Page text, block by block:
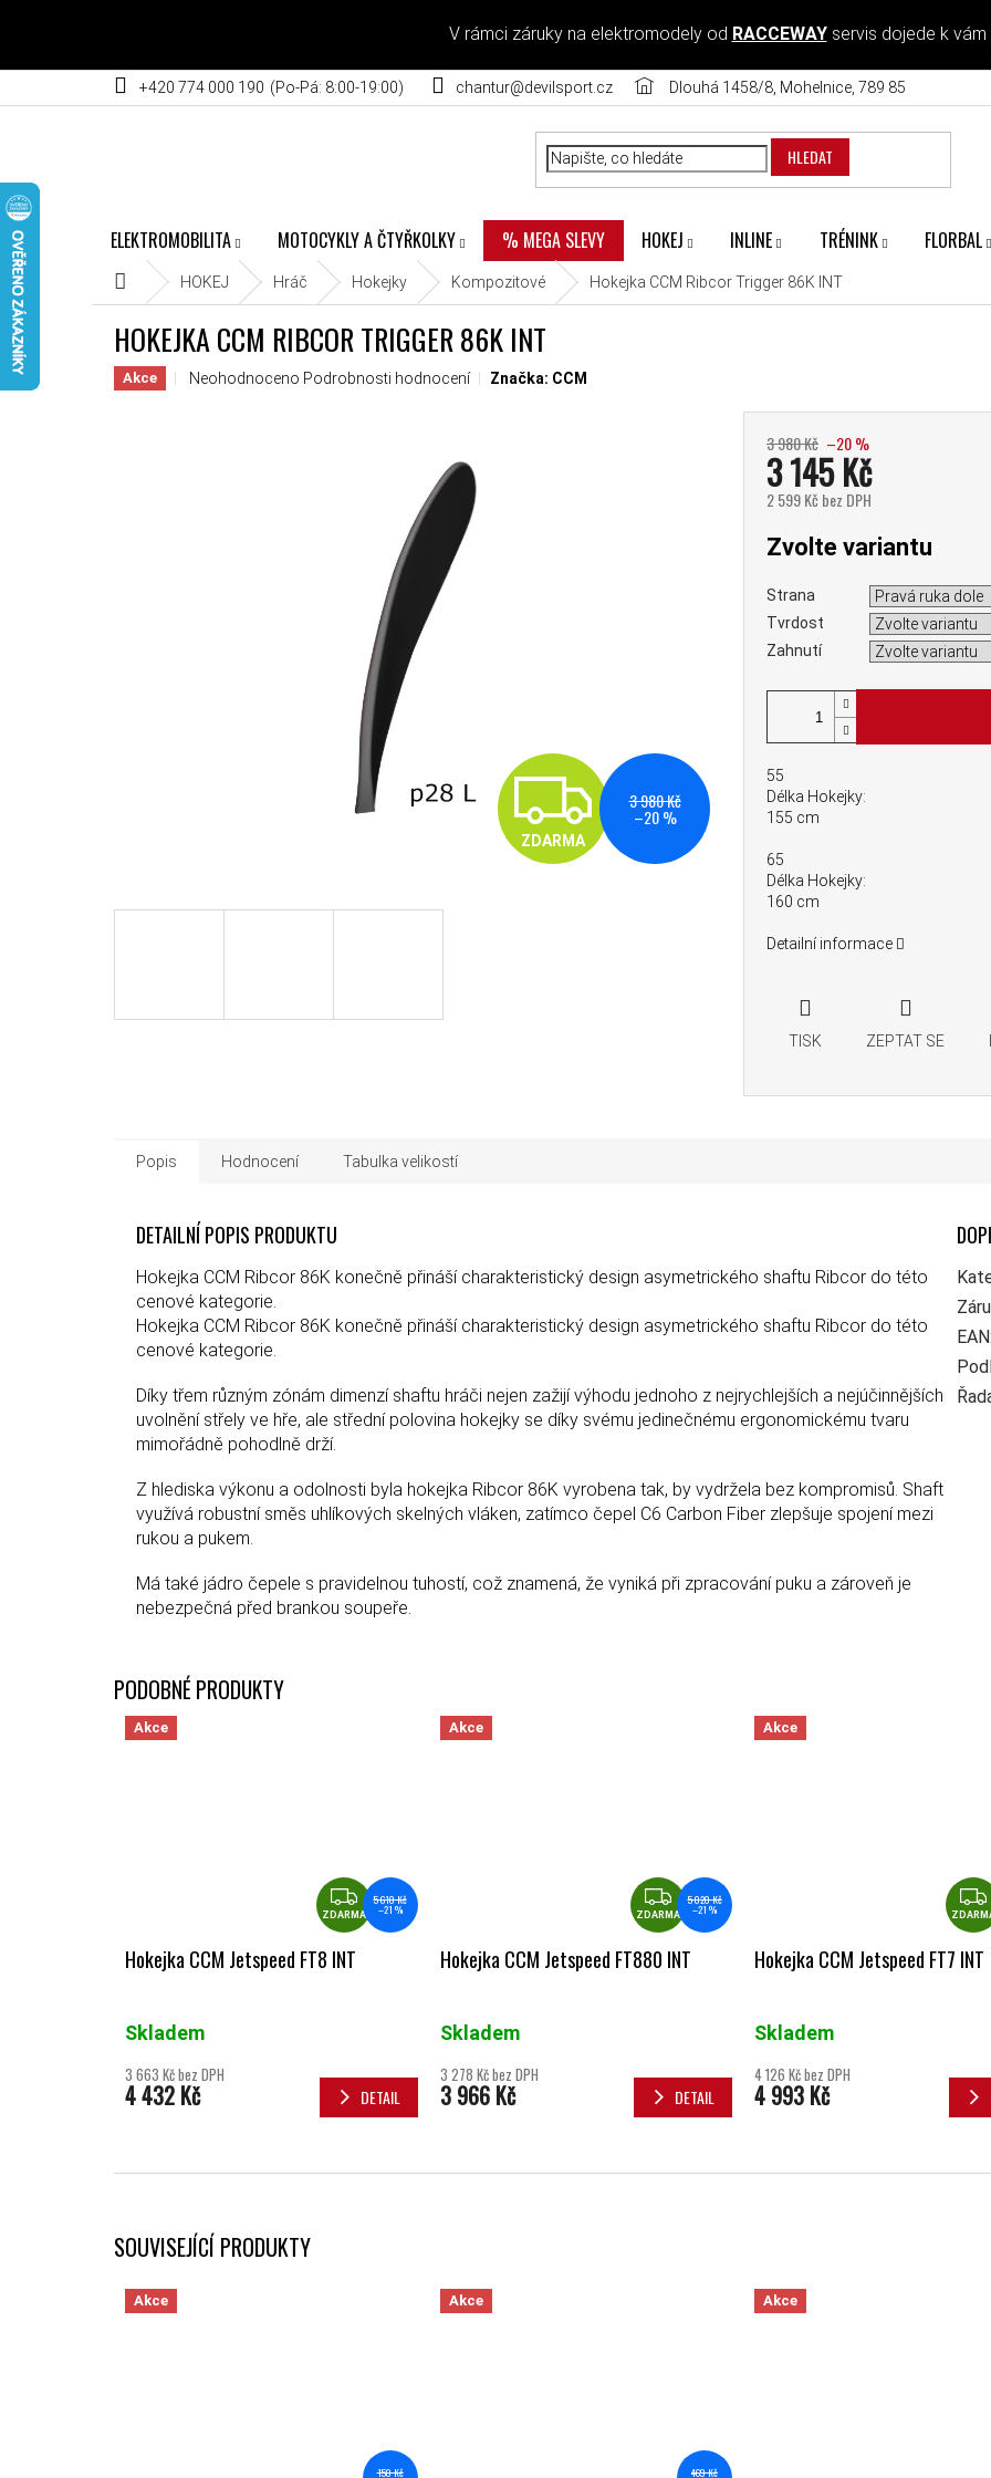
V rámci záruky na elektromodely od RACCEWAYservis dojede k vám
+420 774 000 190 chantur@devilsport.cz Dlouhá 1458/8, Mohelnice, 789 85
HLEDAT
ELEKTROMOBILITA MOTOCYKLY A ČTYŘKOLKY % MEGA SLEVY HOKEJ INLINE TRÉNINK FLORBAL
Domů HOKEJ Hráč Hokejky Kompozitové Hokejka CCM Ribcor Trigger 86K INT
HOKEJKA CCM RIBCOR TRIGGER 86K INT
Akce Průměrné hodnocení produktu je 0,0 z 5 hvězdiček.
Neohodnoceno Podrobnosti hodnocení Značka: CCM
ZDARMA
ZDARMA
3 980 Kč
–20 %
3 980 Kč –20 %
3 145 Kč
2 599 Kč bez DPH
Zvolte variantu
Strana
Tvrdost
Zahnutí
55
Délka Hokejky:
155 cm
65
Délka Hokejky:
160 cm
Detailní informace
TISK ZEPTAT SE
SOUVISEJÍCÍ PRODUKTY
Akce
150 Kč
Akce
469 Kč
Akce
Popis Hodnocení Tabulka velikostí
DETAILNÍ POPIS PRODUKTU
Hokejka CCM Ribcor 86K konečně přináší charakteristický design asymetrického shaftu Ribcor do této
cenové kategorie.
Hokejka CCM Ribcor 86K konečně přináší charakteristický design asymetrického shaftu Ribcor do této
cenové kategorie.
Díky třem různým zónám dimenzí shaftu hráči nejen zažijí výhodu jednoho z nejrychlejších a nejúčinnějších
uvolnění střely ve hře, ale střední polovina hokejky se díky svému jedinečnému ergonomickému tvaru
mimořádně pohodlně drží.
Z hlediska výkonu a odolnosti byla hokejka Ribcor 86K vyrobena tak, by vydržela bez kompromisů. Shaft
využívá robustní směs uhlíkových skelných vláken, zatímco čepel C6 Carbon Fiber zlepšuje spojení mezi
rukou a pukem.
Má také jádro čepele s pravidelnou tuhostí, což znamená, že vyniká při zpracování puku a zároveň je
nebezpečná před brankou soupeře.
EAN:
Akce
ZDARMA
ZDARMA
5 610 Kč
–21 %
Hokejka CCM Jetspeed FT8 INT
Skladem
3 663 Kč bez DPH
4 432 Kč DETAIL
Akce
ZDARMA
ZDARMA
5 020 Kč
–21 %
Hokejka CCM Jetspeed FT880 INT
Skladem
3 278 Kč bez DPH
3 966 Kč DETAIL
Akce
Hokejka CCM Jetspeed FT7 INT
Skladem
4 126 Kč bez DPH
4 993 Kč